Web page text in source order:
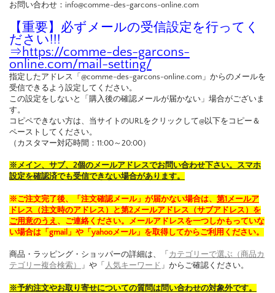
お問い合わせ：info@comme-des-garcons-online.com
【重要】必ずメールの受信設定を行ってく
ださい!!!
⇒ https://comme-des-garcons-
online.com/mail-setting/
指定したアドレス「@comme-des-garcons-online.com」からのメールを
受信できるよう設定してください。
この設定をしないと「購入後の確認メールが届かない」場合がございま
す。
コピペできない方は、当サイトのURLをクリックして@以下をコピー＆
ペーストしてください。
（カスタマー対応時間：11:00～20:00）
※メイン、サブ、2個のメールアドレスでお問い合わせ下さい。スマホ
設定を確認済でも受信できない場合があります。
※ご注文完了後、「注文確認メール」が届かない場合は、 第1メールア
ドレス（注文時のアドレス）と第2メールアドレス（サブアドレス）を
ご用意のうえ 、ご連絡ください。メールアドレスを一つしかもっていな
い場合は「gmail」や「yahooメール」を取得してからご利用ください。
商品・ラッピング・ショッパーの詳細は、「 カテゴリーで選ぶ（商品カ
テゴリー複合検索）
」や「 人気キーワード 」からご確認ください。
※予約注文やお取り寄せについての質問は問い合わせの対象外です。